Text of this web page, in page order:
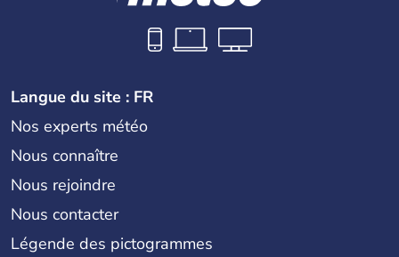
Langue du site : FR
Nos experts météo
Nous connaître
Nous rejoindre
Nous contacter
Légende des pictogrammes